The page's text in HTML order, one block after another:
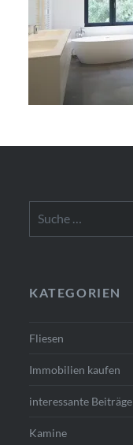
nach:
KATEGORIEN
Fliesen
Immobilien kaufen
interessante Beiträge
Kamine